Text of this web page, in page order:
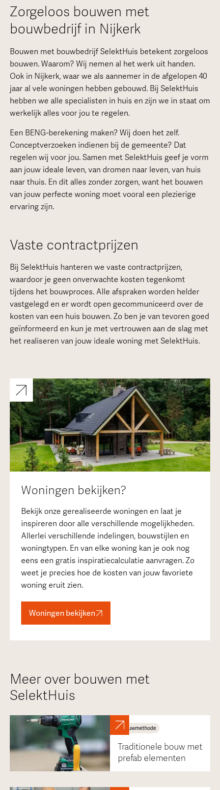
Zorgeloos bouwen met
bouwbedrijf in Nijkerk
Bouwen met bouwbedrijf SelektHuis betekent zorgeloos
bouwen. Waarom? Wij nemen al het werk uit handen.
Ook in Nijkerk, waar we als aannemer in de afgelopen 40
jaar al vele woningen hebben gebouwd. Bij SelektHuis
hebben we alle specialisten in huis en zijn we in staat om
werkelijk alles voor jou te regelen.
Een BENG-berekening maken? Wij doen het zelf.
Conceptverzoeken indienen bij de gemeente? Dat
regelen wij voor jou. Samen met SelektHuis geef je vorm
aan jouw ideale leven, van dromen naar leven, van huis
naar thuis. En dit alles zonder zorgen, want het bouwen
van jouw perfecte woning moet vooral een plezierige
ervaring zijn.
Vaste contractprijzen
Bij SelektHuis hanteren we vaste contractprijzen,
waardoor je geen onverwachte kosten tegenkomt
tijdens het bouwproces. Alle afspraken worden helder
vastgelegd en er wordt open gecommuniceerd over de
kosten van een huis bouwen. Zo ben je van tevoren goed
geïnformeerd en kun je met vertrouwen aan de slag met
het realiseren van jouw ideale woning met SelektHuis.
Woningen bekijken?
Bekijk onze gerealiseerde woningen en laat je
inspireren door alle verschillende mogelijkheden.
Allerlei verschillende indelingen, bouwstijlen en
woningtypen. En van elke woning kan je ook nog
eens een gratis inspiratiecalculatie aanvragen. Zo
weet je precies hoe de kosten van jouw favoriete
woning eruit zien.
Woningen bekijken
Meer over bouwen met
SelektHuis
Bouwmethode
Traditionele bouw met
prefab elementen